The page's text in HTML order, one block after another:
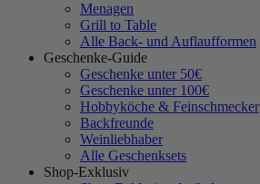
Menagen
Grill to Table
Alle Back- und Auflaufformen
Geschenke-Guide
Geschenke unter 50€
Geschenke unter 100€
Hobbyköche & Feinschmecker
Backfreunde
Weinliebhaber
Alle Geschenksets
Shop-Exklusiv